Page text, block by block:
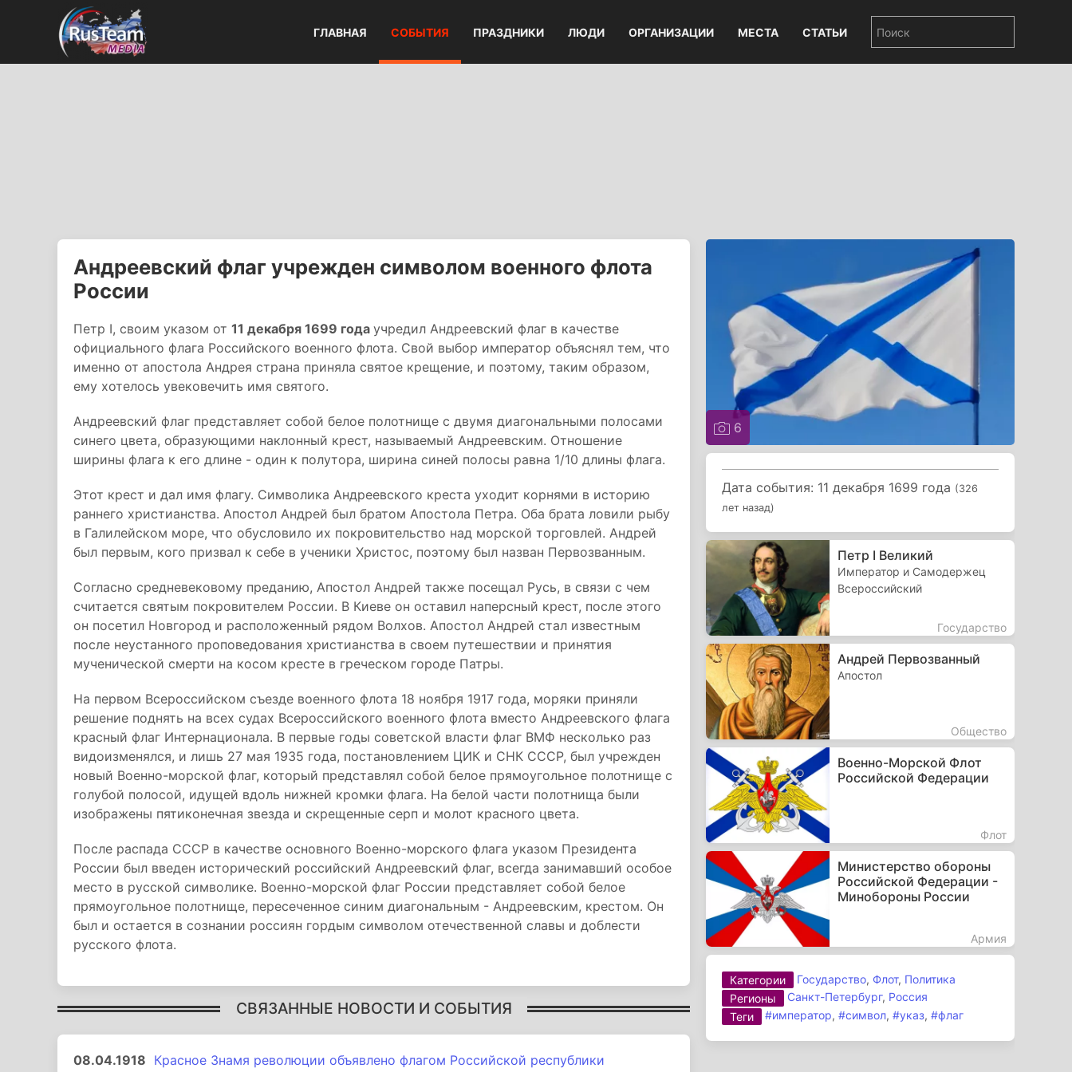
ГЛАВНАЯ СОБЫТИЯ ПРАЗДНИКИ ЛЮДИ ОРГАНИЗАЦИИ МЕСТА СТАТЬИ
Андреевский флаг учрежден символом военного флота
России
Петр I, своим указом от 11 декабря 1699 года учредил Андреевский флаг в качестве
официального флага Российского военного флота. Свой выбор император объяснял тем, что
именно от апостола Андрея страна приняла святое крещение, и поэтому, таким образом,
ему хотелось увековечить имя святого.
Андреевский флаг представляет собой белое полотнище с двумя диагональными полосами
синего цвета, образующими наклонный крест, называемый Андреевским. Отношение
ширины флага к его длине - один к полутора, ширина синей полосы равна 1/10 длины флага.
Этот крест и дал имя флагу. Символика Андреевского креста уходит корнями в историю
раннего христианства. Апостол Андрей был братом Апостола Петра. Оба брата ловили рыбу
в Галилейском море, что обусловило их покровительство над морской торговлей. Андрей
был первым, кого призвал к себе в ученики Христос, поэтому был назван Первозванным.
Согласно средневековому преданию, Апостол Андрей также посещал Русь, в связи с чем
считается святым покровителем России. В Киеве он оставил наперсный крест, после этого
он посетил Новгород и расположенный рядом Волхов. Апостол Андрей стал известным
после неустанного проповедования христианства в своем путешествии и принятия
мученической смерти на косом кресте в греческом городе Патры.
На первом Всероссийском съезде военного флота 18 ноября 1917 года, моряки приняли
решение поднять на всех судах Всероссийского военного флота вместо Андреевского флага
красный флаг Интернационала. В первые годы советской власти флаг ВМФ несколько раз
видоизменялся, и лишь 27 мая 1935 года, постановлением ЦИК и СНК СССР, был учрежден
новый Военно-морской флаг, который представлял собой белое прямоугольное полотнище с
голубой полосой, идущей вдоль нижней кромки флага. На белой части полотнища были
изображены пятиконечная звезда и скрещенные серп и молот красного цвета.
После распада СССР в качестве основного Военно-морского флага указом Президента
России был введен исторический российский Андреевский флаг, всегда занимавший особое
место в русской символике. Военно-морской флаг России представляет собой белое
прямоугольное полотнище, пересеченное синим диагональным - Андреевским, крестом. Он
был и остается в сознании россиян гордым символом отечественной славы и доблести
русского флота.
СВЯЗАННЫЕ НОВОСТИ И СОБЫТИЯ
08.04.1918 Красное Знамя революции объявлено флагом Российской республики
6
Дата события: 11 декабря 1699 года (326
лет назад)
Петр I Великий
Император и Самодержец
Всероссийский
Государство
Андрей Первозванный
Апостол
Общество
Военно-Морской Флот
Российской Федерации
Флот
Министерство обороны
Российской Федерации -
Минобороны России
Армия
Категории Государство, Флот, Политика
Регионы
Санкт-Петербург, Россия
Теги
#император,#символ,#указ,#флаг